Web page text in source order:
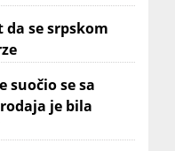
se srpskom
suočio se sa
je bila